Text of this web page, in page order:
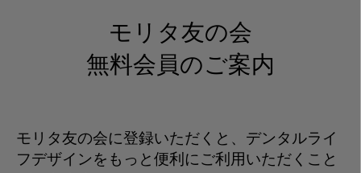
モリタ友の会
無料会員のご案内
モリタ友の会に登録いただくと、デンタルライ
フデザインをもっと便利にご利用いただくこと